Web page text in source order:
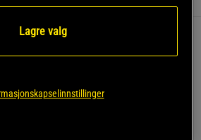
og koordinasjon
Lagre valg